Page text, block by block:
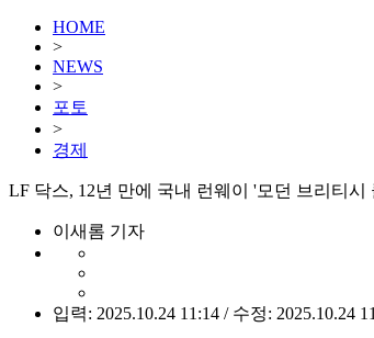
HOME
>
NEWS
>
포토
>
경제
LF 닥스, 12년 만에 국내 런웨이 '모던 브리티
이새롬 기자
입력: 2025.10.24 11:14 / 수정: 2025.10.24